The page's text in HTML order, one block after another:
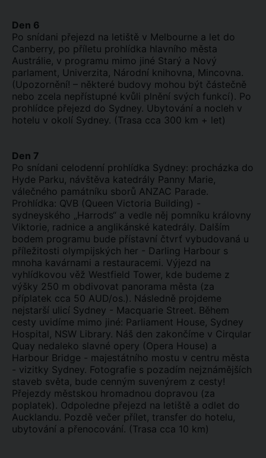
Den 6
Po snídani přejezd na letiště v Melbourne a let do
Canberry, po příletu prohlídka hlavního města
Austrálie, v programu mimo jiné Starý a Nový
parlament, Univerzita, Národní knihovna, Mincovna.
(Upozornění! – některé budovy mohou být částečně
nebo zcela nepřístupné kvůli plnění svých funkcí). Po
prohlídce přejezd do Sydney. Ubytování a nocleh v
hotelu v okolí Sydney. (Trasa cca 300 km + let)
Den 7
Po snídani celodenní prohlídka Sydney: procházka do
Hyde Parku, návštěva katedrály Panny Marie,
válečného památníku sborů ANZAC Parade.
Prohlídka: QVB (Queen Victoria Building) -
sydneyského „Harrods“ a vedle něj pomníku královny
Viktorie, radnice a anglikánské katedrály. Dalším
bodem programu bude přístavní čtvrť vybudovaná u
příležitosti olympijských her - Darling Harbour s
mnoha kavárnami a restauracemi. Výjezd na
vyhlídkovou věž Westfield Tower, kde budeme z
výšky 250 m obdivovat panorama města (za
příplatek cca 50 AUD/os.). Následně projdeme
nejstarší ulicí Sydney - Macquarie Street. Během
cesty uvidíme mimo jiné: Parliament House, Sydney
Hospital, NSW Library. Náš den zakončíme v Cirqular
Quay nedaleko slavné opery (Opera House) a
Harbour Bridge - majestátního mostu v centru města
- vizitky Sydney. Fotografie s pozadím nejznámějších
staveb světa, bude cenným suvenýrem z cesty!
Přejezdy městskou hromadnou dopravou (za
poplatek). Odpoledne přejezd na letiště a odlet do
Aucklandu. Pozdě večer přílet, transfer do hotelu,
ubytování a přenocování. (Trasa cca 10 km)